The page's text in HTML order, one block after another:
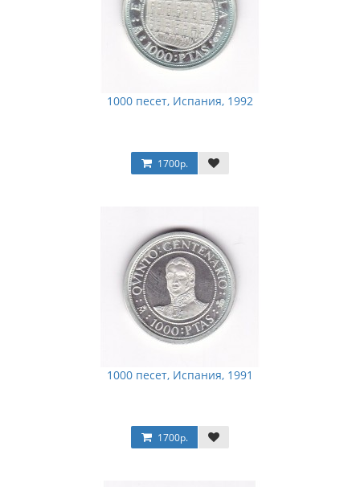
1000 песет, Испания, 1992
1700р.
1000 песет, Испания, 1991
1700р.